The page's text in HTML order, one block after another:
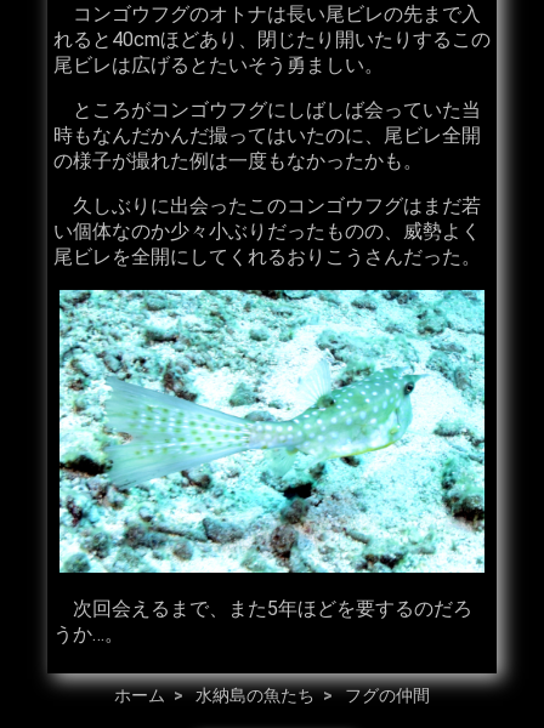
コンゴウフグのオトナは長い尾ビレの先まで入
れると40cmほどあり、閉じたり開いたりするこの
尾ビレは広げるとたいそう勇ましい。
ところがコンゴウフグにしばしば会っていた当
時もなんだかんだ撮ってはいたのに、尾ビレ全開
の様子が撮れた例は一度もなかったかも。
久しぶりに出会ったこのコンゴウフグはまだ若
い個体なのか少々小ぶりだったものの、威勢よく
尾ビレを全開にしてくれるおりこうさんだった。
次回会えるまで、また5年ほどを要するのだろ
うか…。
ホーム 水納島の魚たち フグの仲間